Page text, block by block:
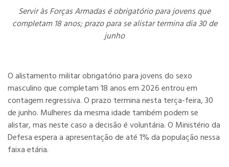
Servir às Forças Armadas é obrigatório para jovens que
completam 18 anos; prazo para se alistar termina dia 30 de
junho
O alistamento militar obrigatório para jovens do sexo
masculino que completam 18 anos em 2026 entrou em
contagem regressiva. O prazo termina nesta terça-feira, 30
de junho. Mulheres da mesma idade também podem se
alistar, mas neste caso a decisão é voluntária. O Ministério da
Defesa espera a apresentação de até 1% da população nessa
faixa etária.